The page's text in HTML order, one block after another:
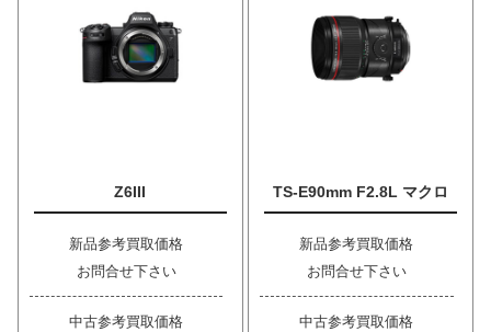
Z6III
新品参考買取価格
お問合せ下さい
中古参考買取価格
TS-E90mm F2.8L マクロ
新品参考買取価格
お問合せ下さい
中古参考買取価格